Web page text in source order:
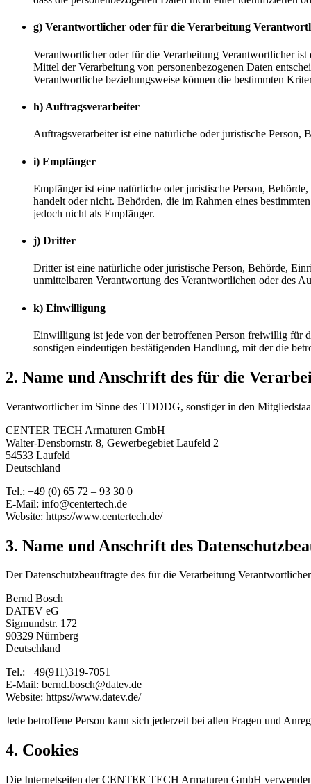
g) Verantwortlicher oder für die Verarbeitung
Verantwortlicher oder für die Verarbeitung Verantwortlicher
Mittel der Verarbeitung von personenbezogenen Daten
Verantwortliche beziehungsweise können die bestimmten
h) Auftragsverarbeiter
Auftragsverarbeiter ist eine natürliche oder juristische Person,
i) Empfänger
Empfänger ist eine natürliche oder juristische Person,
handelt oder nicht. Behörden, die im Rahmen eines
jedoch nicht als Empfänger.
j) Dritter
Dritter ist eine natürliche oder juristische Person, Behörde,
unmittelbaren Verantwortung des Verantwortlichen oder des
k) Einwilligung
Einwilligung ist jede von der betroffenen Person freiwillig für
sonstigen eindeutigen bestätigenden Handlung, mit der die
2. Name und Anschrift des für die
Verantwortlicher im Sinne des TDDDG, sonstiger in den
CENTER TECH Armaturen GmbH
Walter-Densbornstr. 8, Gewerbegebiet Laufeld 2
54533 Laufeld
Deutschland
Tel.: +49 (0) 65 72 – 93 30 0
E-Mail: info@centertech.de
Website: https://www.centertech.de/
3. Name und Anschrift des
Der Datenschutzbeauftragte des für die Verarbeitung
Bernd Bosch
DATEV eG
Sigmundstr. 172
90329 Nürnberg
Deutschland
Tel.: +49(911)319-7051
E-Mail: bernd.bosch@datev.de
Website: https://www.datev.de/
Jede betroffene Person kann sich jederzeit bei allen Fragen und
4. Cookies
Die Internetseiten der CENTER TECH Armaturen GmbH